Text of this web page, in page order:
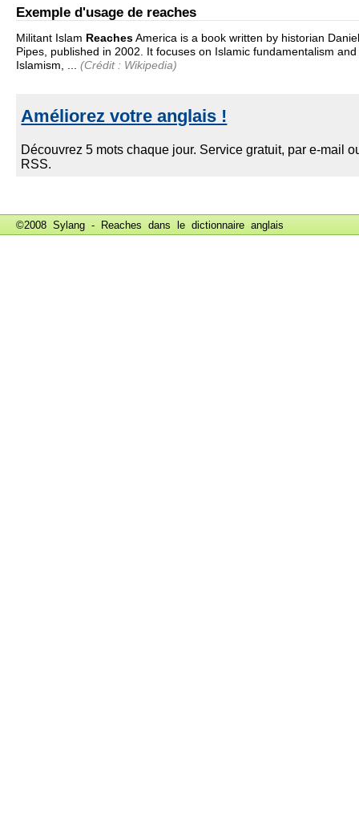
Exemple d'usage de reaches
Militant Islam ReachesAmerica is a book written by historian Daniel
Pipes, published in 2002. It focuses on Islamic fundamentalism and
Islamism, ... (Crédit : Wikipedia)
©2008 Sylang - Reaches dans le dictionnaire anglais